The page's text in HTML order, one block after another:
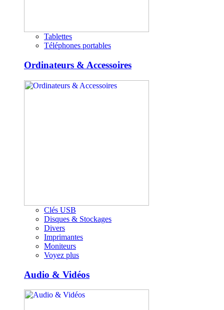
Tablettes
Téléphones portables
Ordinateurs & Accessoires
Clés USB
Disques & Stockages
Divers
Imprimantes
Moniteurs
Voyez plus
Audio & Vidéos